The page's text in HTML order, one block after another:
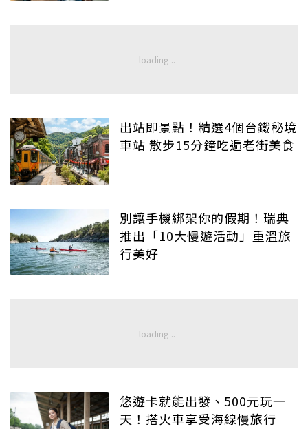
出站即景點！精選4個台鐵秘境
車站 散步15分鐘吃遍老街美食
別讓手機綁架你的假期！瑞典
推出「10大慢遊活動」重溫旅
行美好
悠遊卡就能出發、500元玩一
天！搭火車享受海線慢旅行